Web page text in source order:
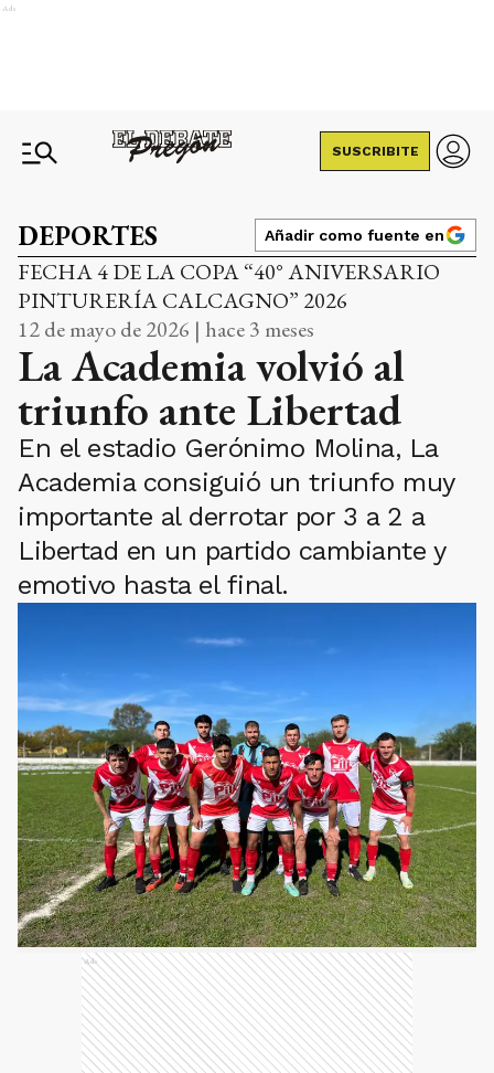
Ads
SUSCRIBITE
DEPORTES Añadir como fuente en
FECHA 4 DE LA COPA “40° ANIVERSARIO
PINTURERÍA CALCAGNO” 2026
12 de mayo de 2026 | hace 3 meses
La Academia volvió al
triunfo ante Libertad
En el estadio Gerónimo Molina, La
Academia consiguió un triunfo muy
importante al derrotar por 3 a 2 a
Libertad en un partido cambiante y
emotivo hasta el final.
Ads